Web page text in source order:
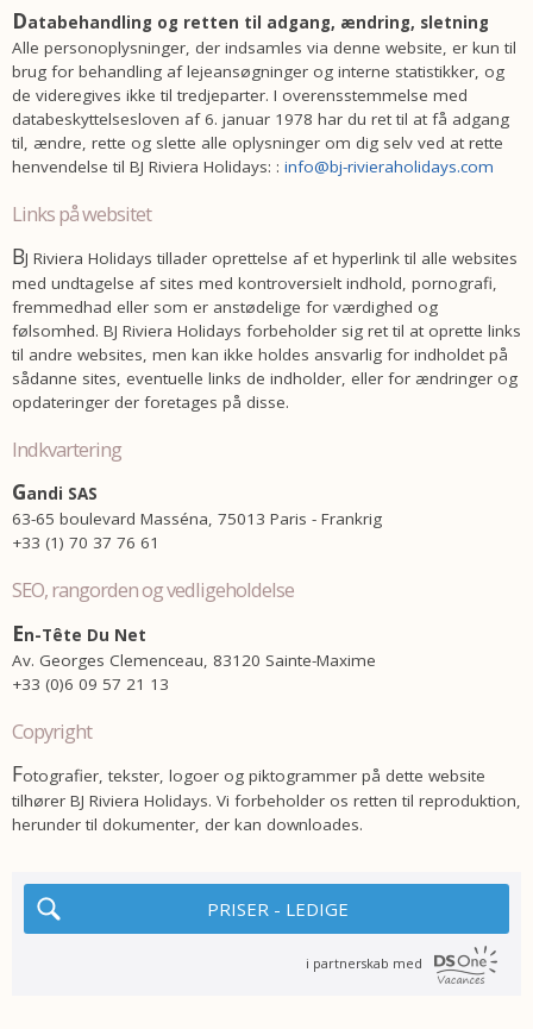
Databehandling og retten til adgang, ændring, sletning
Alle personoplysninger, der indsamles via denne website, er kun til
brug for behandling af lejeansøgninger og interne statistikker, og
de videregives ikke til tredjeparter. I overensstemmelse med
databeskyttelsesloven af 6. januar 1978 har du ret til at få adgang
til, ændre, rette og slette alle oplysninger om dig selv ved at rette
henvendelse til BJ Riviera Holidays: : info@bj-rivieraholidays.com
Links på websitet
BJ Riviera Holidays tillader oprettelse af et hyperlink til alle websites
med undtagelse af sites med kontroversielt indhold, pornografi,
fremmedhad eller som er anstødelige for værdighed og
følsomhed. BJ Riviera Holidays forbeholder sig ret til at oprette links
til andre websites, men kan ikke holdes ansvarlig for indholdet på
sådanne sites, eventuelle links de indholder, eller for ændringer og
opdateringer der ​​foretages på disse.
Indkvartering
Gandi SAS
63-65 boulevard Masséna, 75013 Paris - Frankrig
+33 (1) 70 37 76 61
SEO, rangorden og vedligeholdelse
En-Tête Du Net
Av. Georges Clemenceau, 83120 Sainte-Maxime
+33 (0)6 09 57 21 13
copyright
Fotografier, tekster, logoer og piktogrammer på dette website
tilhører BJ Riviera Holidays. Vi forbeholder os retten til reproduktion,
herunder til dokumenter, der kan downloades.
PRISER - LEDIGE
i partnerskab med